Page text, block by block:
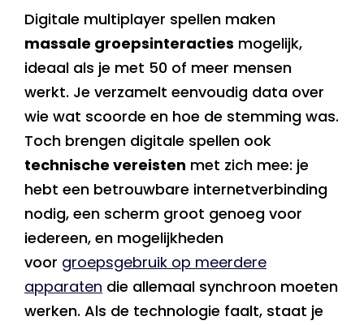
Digitale multiplayer spellen maken
massale groepsinteracties mogelijk,
ideaal als je met 50 of meer mensen
werkt. Je verzamelt eenvoudig data over
wie wat scoorde en hoe de stemming was.
Toch brengen digitale spellen ook
technische vereisten met zich mee: je
hebt een betrouwbare internetverbinding
nodig, een scherm groot genoeg voor
iedereen, en mogelijkheden
voor groepsgebruik op meerdere
apparaten die allemaal synchroon moeten
werken. Als de technologie faalt, staat je